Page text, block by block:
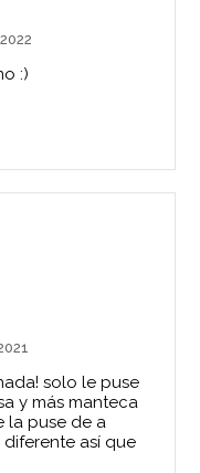
:)
solo le puse
y más manteca
la puse de a
así que